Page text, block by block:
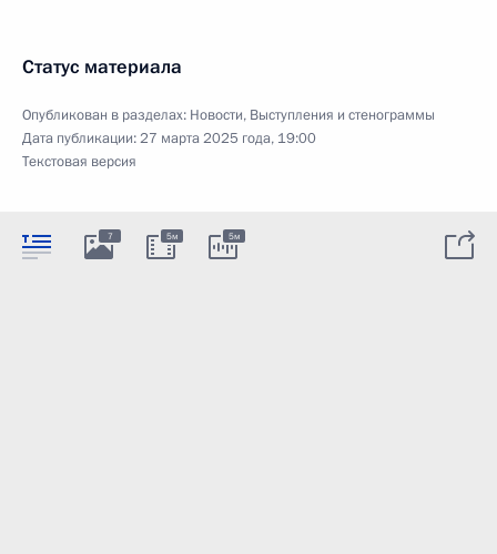
Статус материала
Опубликован в разделах: Новости, Выступления и стенограммы
Дата публикации:27 марта 2025 года, 19:00
Текстовая версия
7 5м 5м